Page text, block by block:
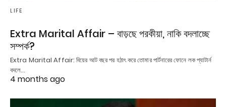
LIFE
Extra Marital Affair – বাড়ছে পরকীয়া, নাকি বদলাচ্ছে
সম্পর্ক?
Extra Marital Affair: বিয়ের আট বছর পর হঠাৎ করে তোমার পার্টনারের ফোনে লক প্যাটার্ন
বদলে…
4 months ago